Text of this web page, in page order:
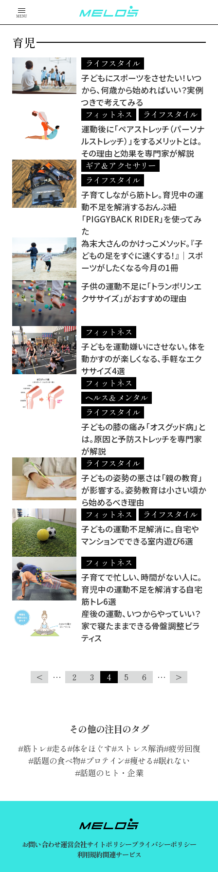
MENU
育児
ライフスタイル
子どもにスポーツをさせたい！いつ
から、何歳から始めればいい？実例
つきで考えてみる
フィットネス
ライフスタイル
運動後に「ペアストレッチ（パーソナ
ルストレッチ）」をするメリットとは。
その理由と効果を専門家が解説
ギア＆アクセサリー
ライフスタイル
子育てしながら筋トレ。育児中の運
動不足を解消するおんぶ紐
「PIGGYBACK RIDER」を使ってみ
た
為末大さんのかけっこメソッド。『子
どもの足をすぐに速くする！』│スポ
ーツがしたくなる今月の1冊
子供の運動不足に「トランポリンエ
クササイズ」がおすすめの理由
フィットネス
子どもを運動嫌いにさせない。体を
動かすのが楽しくなる、手軽なエク
ササイズ4選
フィットネス
ヘルス＆メンタル
ライフスタイル
子どもの膝の痛み「オスグッド病」と
は。原因と予防ストレッチを専門家
が解説
ライフスタイル
子どもの姿勢の悪さは「親の教育」
が影響する。姿勢教育は小さい頃か
ら始めるべき理由
フィットネス
ライフスタイル
子どもの運動不足解消に。自宅や
マンションでできる室内遊び6選
フィットネス
子育てで忙しい、時間がない人に。
育児中の運動不足を解消する自宅
筋トレ6選
産後の運動、いつからやっていい？
家で寝たままできる骨盤調整ピラ
ティス
< … 2 3 4 5 6 … >
その他の注目のタグ
筋トレ 走る 体をほぐす ストレス解消 疲労回復
話題の食べ物 プロテイン 痩せる 眠れない
話題のヒト・企業
お問い合わせ運営会社サイトポリシープライバシーポリシー
利用規約関連サービス